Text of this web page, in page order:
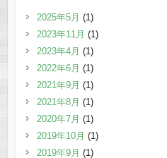
2025年5月 (1)
2023年11月 (1)
2023年4月 (1)
2022年6月 (1)
2021年9月 (1)
2021年8月 (1)
2020年7月 (1)
2019年10月 (1)
2019年9月 (1)